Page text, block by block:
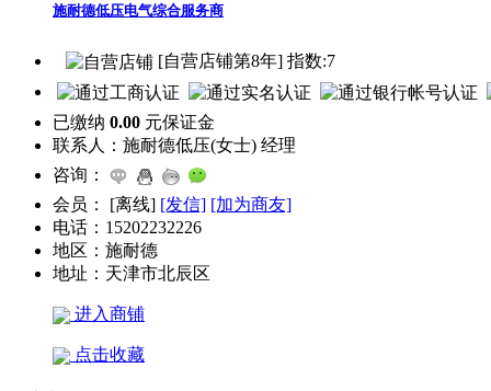
施耐德低压电气综合服务商
[自营店铺第8年] 指数:7
已缴纳 0.00 元保证金
联系人： 施耐德低压(女士) 经理
咨询：
会员：
[离线] [发信] [加为商友]
电话： 15202232226
地区： 施耐德
地址： 天津市北辰区
进入商铺
点击收藏